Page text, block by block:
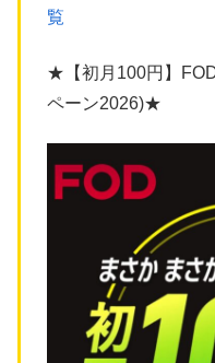
覧
★【初月100円】
ペーン2026)★